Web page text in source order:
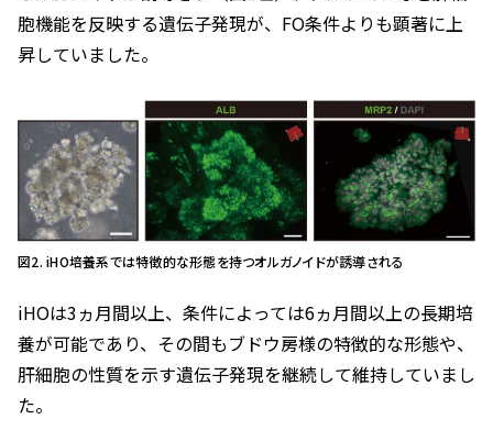
胞機能を反映する遺伝子発現が、FO条件よりも顕著に上
昇していました。
図2. iHO培養系では特徴的な形態を持つオルガノイドが誘導される
iHOは3ヵ月間以上、条件によっては6ヵ月間以上の長期培
養が可能であり、その間もブドウ房様の特徴的な形態や、
肝細胞の性質を示す遺伝子発現を継続して維持していまし
た。